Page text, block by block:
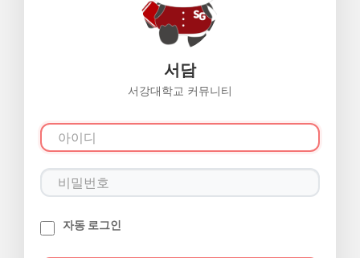
서담
서강대학교 커뮤니티
자동 로그인